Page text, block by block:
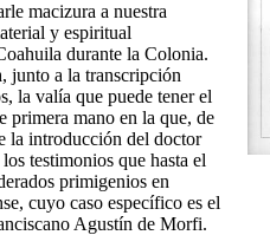
macizura a nuestra
y espiritual
durante la Colonia.
junto a la transcripción
la valía que puede tener el
primera mano en la que, de
la introducción del doctor
testimonios que hasta el
primigenios en
cuyo caso específico es el
Agustín de Morfi.